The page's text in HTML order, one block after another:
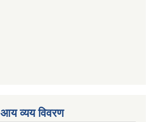
आय व्यय विवरण